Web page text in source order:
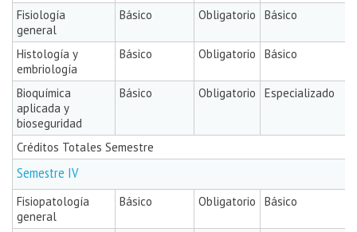
Fisiología
general
Básico Obligatorio Básico
Histología y
embriología
Básico Obligatorio Básico
Bioquímica
aplicada y
bioseguridad
Básico Obligatorio Especializado
Créditos Totales Semestre
Semestre IV
Fisiopatología
general
Básico Obligatorio Básico